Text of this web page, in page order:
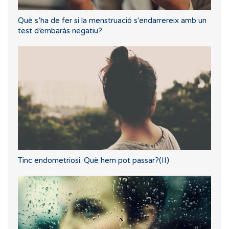
Què s’ha de fer si la menstruació s'endarrereix amb un
test d’embaràs negatiu?
Tinc endometriosi. Què hem pot passar?(II)